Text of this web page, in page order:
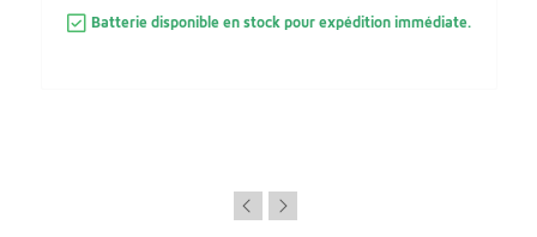
Batterie disponible en stock pour expédition immédiate.